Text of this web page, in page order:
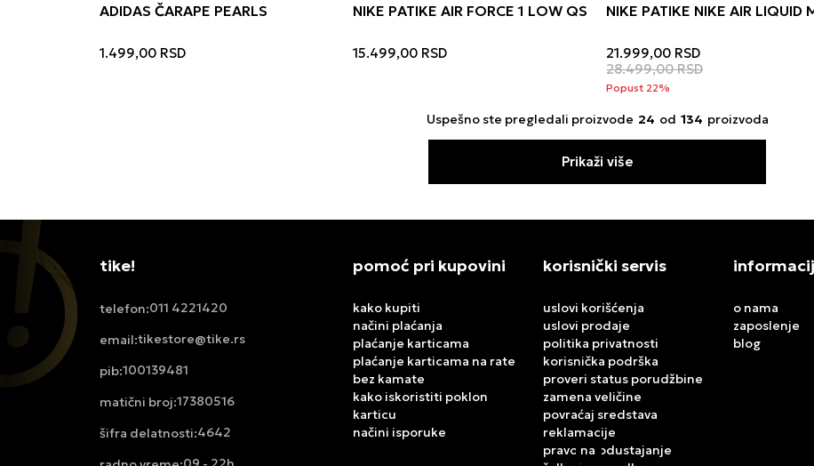
ADIDAS ČARAPE PEARLS
1.499,00 RSD
NIKE PATIKE AIR FORCE 1 LOW QS
15.499,00 RSD
NIKE PATIKE NIKE AIR LIQUID
21.999,00 RSD
28.499,00 RSD
Popust 22%
Uspešno ste pregledali proizvode 24 od 134 proizvoda
Prikaži više
tike!
telefon:011 4221420
email:tikestore@tike.rs
pib:100139481
matični broj:17380516
šifra delatnosti:4642
pomoć pri kupovini
kako kupiti
načini plaćanja
plaćanje karticama
plaćanje karticama na rate
bez kamate
kako iskoristiti poklon
karticu
načini isporuke
korisnički servis
uslovi korišćenja
uslovi prodaje
politika privatnosti
korisnička podrška
proveri status porudžbine
zamena veličine
povraćaj sredstava
reklamacije
pravo na odustajanje
o nama
zaposlenje
blog